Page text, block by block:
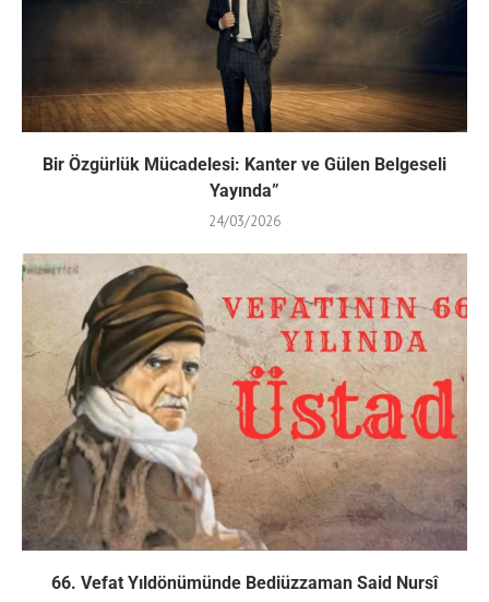
Bir Özgürlük Mücadelesi: Kanter ve Gülen Belgeseli
Yayında”
24/03/2026
66. Vefat Yıldönümünde Bediüzzaman Said Nursî